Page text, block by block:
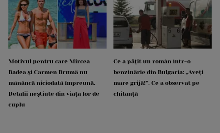
Motivul pentru care Mircea
Badea și Carmen Brumă nu
mănâncă niciodată împreună.
Detalii neștiute din viața lor de
cuplu
Ce a pățit un român într-o
benzinărie din Bulgaria: „Aveți
mare grijă!”. Ce a observat pe
chitanță